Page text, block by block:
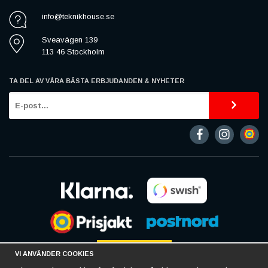
info@teknikhouse.se
Sveavägen 139
113 46 Stockholm
TA DEL AV VÅRA BÄSTA ERBJUDANDEN & NYHETER
VI ANVÄNDER COOKIES